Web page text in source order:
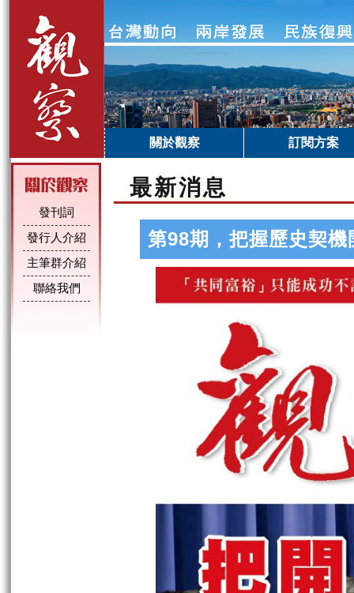
關於觀察 訂閱方案
發刊詞
發行人介紹
主筆群介紹
聯絡我們
最新消息
第98期，把握歷史契機